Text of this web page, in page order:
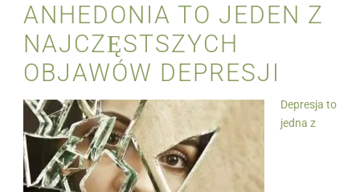
ANHEDONIA TO JEDEN Z
NAJCZĘSTSZYCH
OBJAWÓW DEPRESJI
Depresja to
jedna z